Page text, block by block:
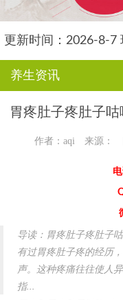
更新时间：2026-8-7
养生资讯
胃疼肚子疼肚子
作者：aqi 来源：
导读：胃疼肚子疼肚子
有过胃疼肚子疼的经历
声。这种疼痛往往使人
指...